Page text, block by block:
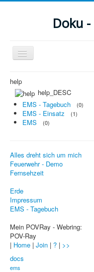
Doku
Navigation
an/aus
Home
PovRay
Webdesign
CMS
JavaScript
Sicherheit
PovRay +
Home
help
help_DESC
EMS - Tagebuch
(0)
EMS - Einsatz (1)
EMS (0)
Alles dreht sich um mich
Feuerwehr - Demo
Fernsehzeit
Erde
Impressum
EMS - Tagebuch
Mein POVRay - Webring:
POV-Ray
| Home | Join | ? | >>
docs
ems